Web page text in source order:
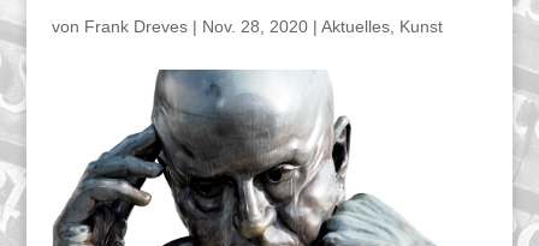
von Frank Dreves| Nov. 28, 2020| Aktuelles, Kunst